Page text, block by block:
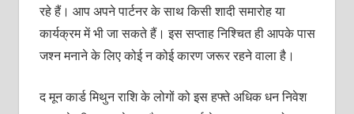
रहे हैं। आप अपने पार्टनर के साथ किसी शादी समारोह या
कार्यक्रम में भी जा सकते हैं। इस सप्‍ताह निश्चित ही आपके पास
जश्‍न मनाने के लिए कोई न कोई कारण जरूर रहने वाला है।
द मून कार्ड मिथुन राशि के लोगों को इस हफ्ते अधिक धन निवेश